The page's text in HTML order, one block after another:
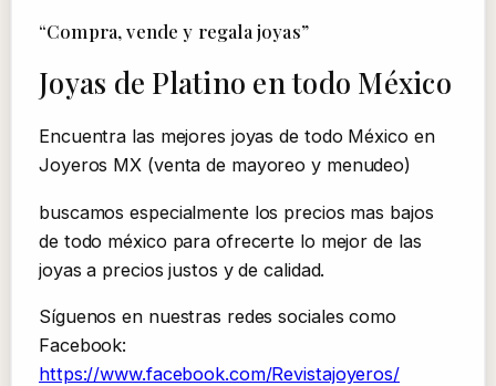
“Compra, vende y regala joyas”
Joyas de Platino en todo México
Encuentra las mejores joyas de todo México en
Joyeros MX (venta de mayoreo y menudeo)
buscamos especialmente los precios mas bajos
de todo méxico para ofrecerte lo mejor de las
joyas a precios justos y de calidad.
Síguenos en nuestras redes sociales como
Facebook:
https://www.facebook.com/Revistajoyeros/